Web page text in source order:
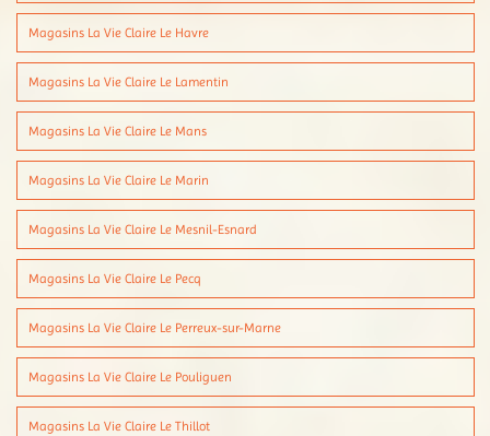
Magasins La Vie Claire Le Havre
Magasins La Vie Claire Le Lamentin
Magasins La Vie Claire Le Mans
Magasins La Vie Claire Le Marin
Magasins La Vie Claire Le Mesnil-Esnard
Magasins La Vie Claire Le Pecq
Magasins La Vie Claire Le Perreux-sur-Marne
Magasins La Vie Claire Le Pouliguen
Magasins La Vie Claire Le Thillot